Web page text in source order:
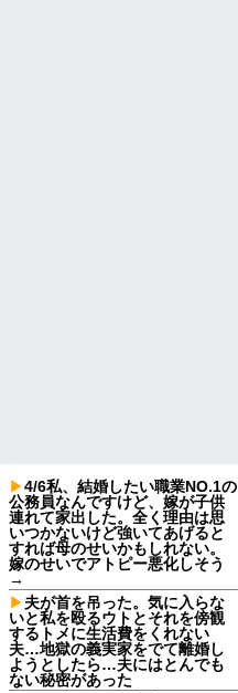
4/6私、結婚したい職業NO.1の
公務員なんですけど、嫁が子供
連れて家出した。全く理由は思
いつかないけど強いてあげると
すれば母のせいかもしれない。
嫁のせいでアトピー悪化しそう
→
夫が首を吊った。気に入らな
いと私を殴るウトとそれを傍観
するトメに生活費をくれない
夫…地獄の義実家をでて離婚し
ようとしたら…夫にはとんでも
ない秘密があった